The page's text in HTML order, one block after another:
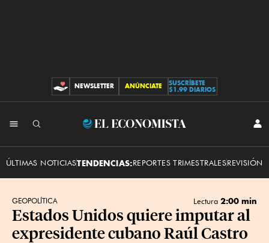
CONTRIBUCIONES
NEWSLETTER ANÚNCIATE
SUSCRÍBETE
$1.99 DIARIOS
El
ÚLTIMAS NOTICIASTENDENCIAS:REPORTES TRIMESTRALESREVISIÓN
GEOPOLÍTICA Lectura 2:00 min
Estados Unidos quiere imputar al
expresidente cubano Raúl Castro